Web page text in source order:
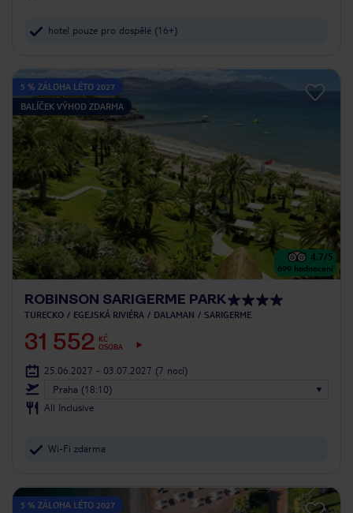
hotel pouze pro dospělé (16+)
5 % ZÁLOHA LÉTO 2027
BALÍČEK VÝHOD ZDARMA
4.7/5
699 hodnocení
ROBINSON SARIGERME PARK
TURECKO EGEJSKÁ RIVIÉRA DALAMAN SARIGERME
31 552 KČ
OSOBA
25.06.2027 - 03.07.2027 (7 nocí)
Praha (18:10)
All Inclusive
Wi-Fi zdarma
5 % ZÁLOHA LÉTO 2027